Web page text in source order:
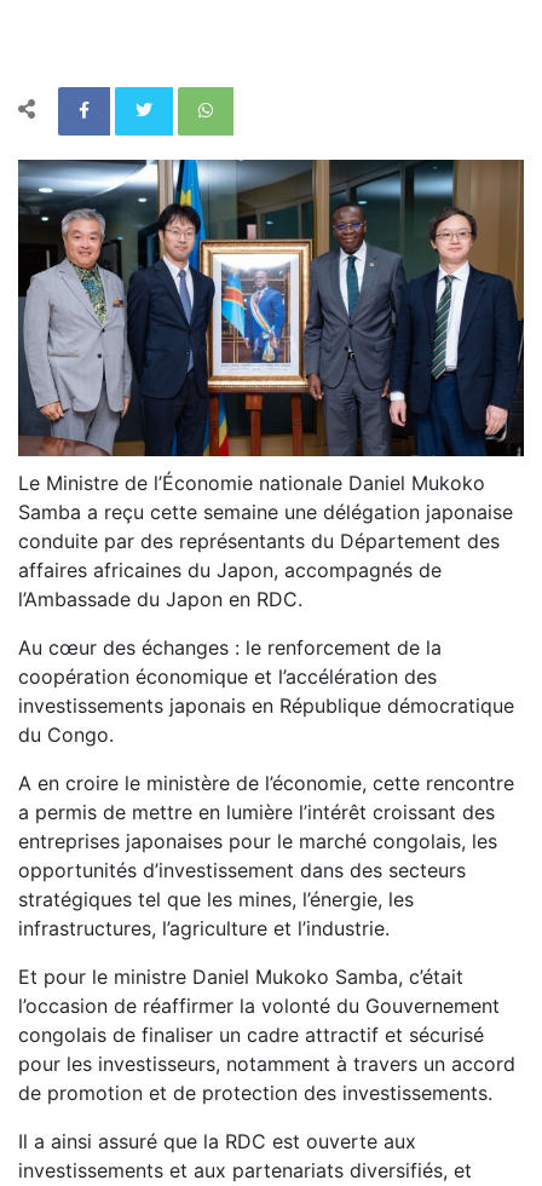
Le Ministre de l’Économie nationale Daniel Mukoko
Samba a reçu cette semaine une délégation japonaise
conduite par des représentants du Département des
affaires africaines du Japon, accompagnés de
l’Ambassade du Japon en RDC.
Au cœur des échanges : le renforcement de la
coopération économique et l’accélération des
investissements japonais en République démocratique
du Congo.
A en croire le ministère de l’économie, cette rencontre
a permis de mettre en lumière l’intérêt croissant des
entreprises japonaises pour le marché congolais, les
opportunités d’investissement dans des secteurs
stratégiques tel que les mines, l’énergie, les
infrastructures, l’agriculture et l’industrie.
Et pour le ministre Daniel Mukoko Samba, c’était
l’occasion de réaffirmer la volonté du Gouvernement
congolais de finaliser un cadre attractif et sécurisé
pour les investisseurs, notamment à travers un accord
de promotion et de protection des investissements.
Il a ainsi assuré que la RDC est ouverte aux
investissements et aux partenariats diversifiés, et